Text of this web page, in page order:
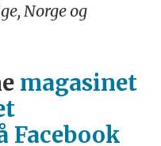
Norge og
magasinet
Facebook